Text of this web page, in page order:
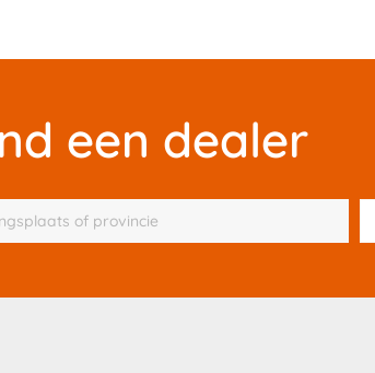
een dealer